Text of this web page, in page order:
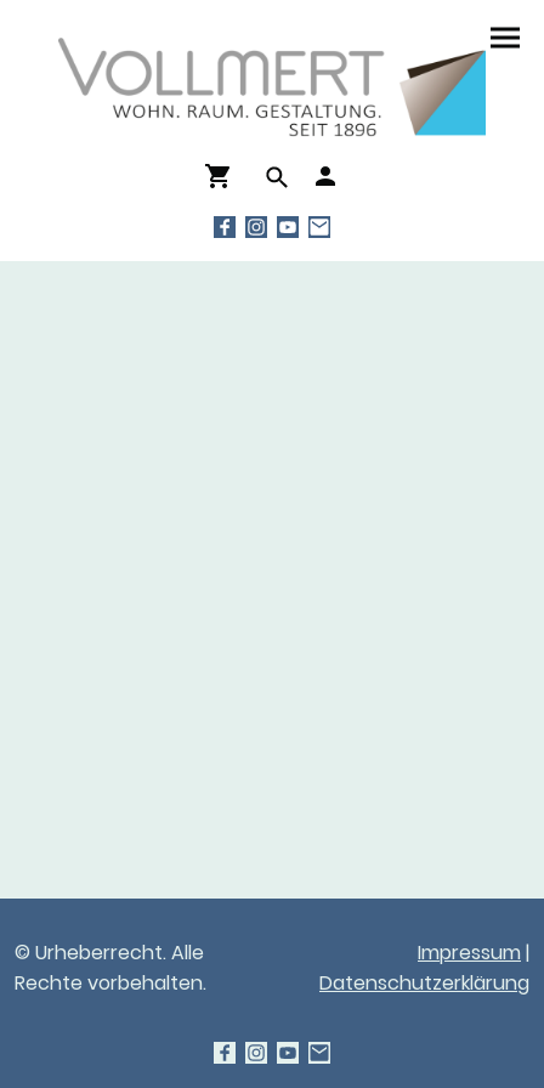
© Urheberrecht. Alle
Rechte vorbehalten.
Impressum |
Datenschutzerklärung